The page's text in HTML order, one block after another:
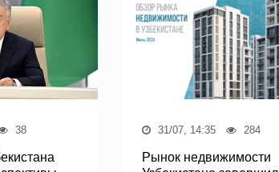
38 31/07, 14:35 284
Рынок недвижимости